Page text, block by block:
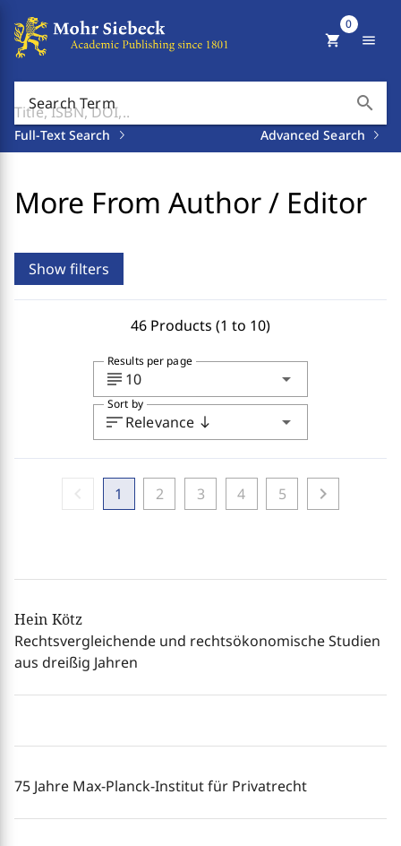
Search Term search
Full-Text Search Advanced Search
shopping_cart
0
menu
More From Author / Editor
Show filters
46 Products (1 to 10)
subject 10 arrow_drop_down
Results per page
sortRelevance south arrow_drop_down
Sort by
1 2 3 4 5 chevron_right
Hein Kötz
Rechtsvergleichende und rechtsökonomische Studien
aus dreißig Jahren
75 Jahre Max-Planck-Institut für Privatrecht